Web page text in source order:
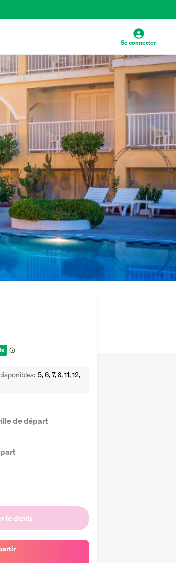
Se connecter
5, 6, 7, 8, 11, 12,
de départ
le devis